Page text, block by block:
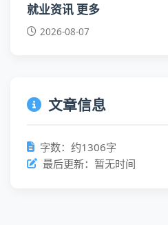
就业资讯 更多
2026-08-07
文章信息
字数：约1306字
最后更新：暂无时间